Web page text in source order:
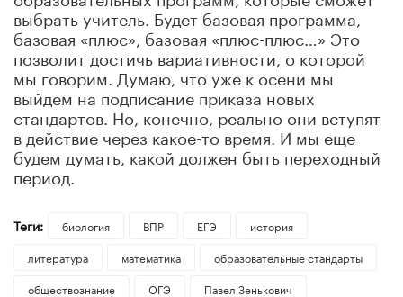
выбрать учитель. Будет базовая программа,
базовая «плюс», базовая «плюс-плюс…» Это
позволит достичь вариативности, о которой
мы говорим. Думаю, что уже к осени мы
выйдем на подписание приказа новых
стандартов. Но, конечно, реально они вступят
в действие через какое-то время. И мы еще
будем думать, какой должен быть переходный
период.
Теги: биология ВПР ЕГЭ
история
литература
математика
образовательные стандарты
обществознание
ОГЭ Павел Зенькович